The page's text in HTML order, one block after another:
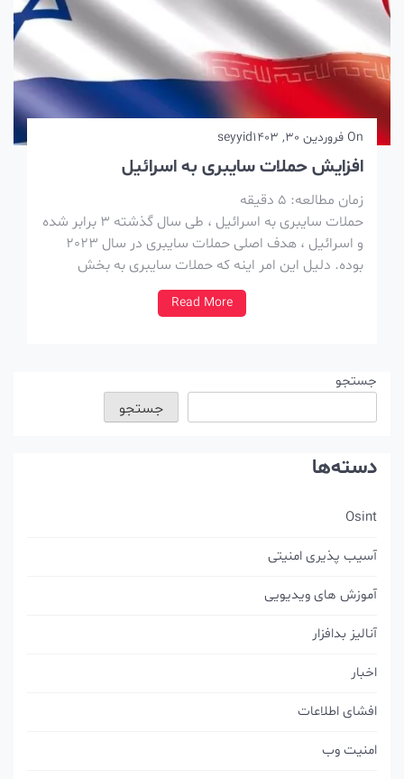
On فروردین 30, 1403 seyyid
افزایش حملات سایبری به اسرائیل
زمان مطالعه:5دقیقه
حملات سایبری به اسرائیل ، طی سال گذشته 3 برابر شده
و اسرائیل ، هدف اصلی حملات سایبری در سال 2023
بوده. دلیل این امر اینه که حملات سایبری به بخش
جدایی ناپذیر درگیری های نظامی و اعتراضی در جهان
تبدیل شده. با ادامه تشدید درگیری در خاورمیانه، حملات
Read More
جستجو
جستجو
دسته‌ها
Osint
آسیب پذیری امنیتی
آموزش های ویدیویی
آنالیز بدافزار
افشای اطلاعات
امنیت وب